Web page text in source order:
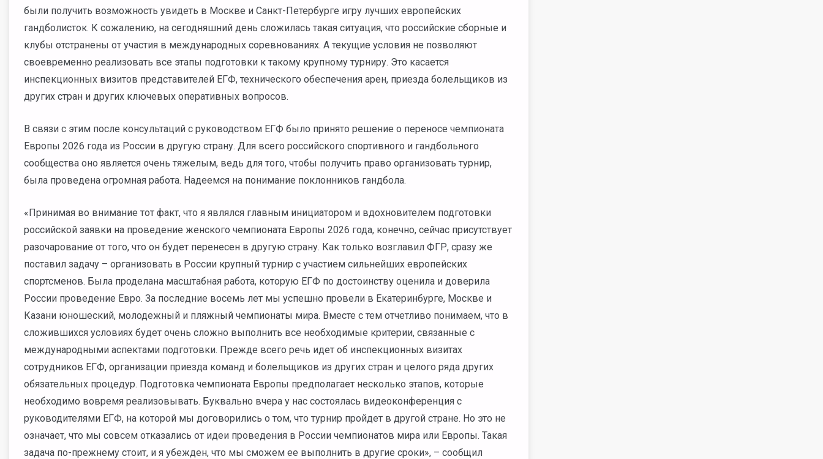
были получить возможность увидеть в Москве и Санкт-Петербурге игру лучших европейских
гандболисток. К сожалению, на сегодняшний день сложилась такая ситуация, что российские сборные и
клубы отстранены от участия в международных соревнованиях. А текущие условия не позволяют
своевременно реализовать все этапы подготовки к такому крупному турниру. Это касается
инспекционных визитов представителей ЕГФ, технического обеспечения арен, приезда болельщиков из
других стран и других ключевых оперативных вопросов.
В связи с этим после консультаций с руководством ЕГФ было принято решение о переносе чемпионата
Европы 2026 года из России в другую страну. Для всего российского спортивного и гандбольного
сообщества оно является очень тяжелым, ведь для того, чтобы получить право организовать турнир,
была проведена огромная работа. Надеемся на понимание поклонников гандбола.
«Принимая во внимание тот факт, что я являлся главным инициатором и вдохновителем подготовки
российской заявки на проведение женского чемпионата Европы 2026 года, конечно, сейчас присутствует
разочарование от того, что он будет перенесен в другую страну. Как только возглавил ФГР, сразу же
поставил задачу – организовать в России крупный турнир с участием сильнейших европейских
спортсменов. Была проделана масштабная работа, которую ЕГФ по достоинству оценила и доверила
России проведение Евро. За последние восемь лет мы успешно провели в Екатеринбурге, Москве и
Казани юношеский, молодежный и пляжный чемпионаты мира. Вместе с тем отчетливо понимаем, что в
сложившихся условиях будет очень сложно выполнить все необходимые критерии, связанные с
международными аспектами подготовки. Прежде всего речь идет об инспекционных визитах
сотрудников ЕГФ, организации приезда команд и болельщиков из других стран и целого ряда других
обязательных процедур. Подготовка чемпионата Европы предполагает несколько этапов, которые
необходимо вовремя реализовывать. Буквально вчера у нас состоялась видеоконференция с
руководителями ЕГФ, на которой мы договорились о том, что турнир пройдет в другой стране. Но это не
означает, что мы совсем отказались от идеи проведения в России чемпионатов мира или Европы. Такая
задача по-прежнему стоит, и я убежден, что мы сможем ее выполнить в другие сроки», – cообщил